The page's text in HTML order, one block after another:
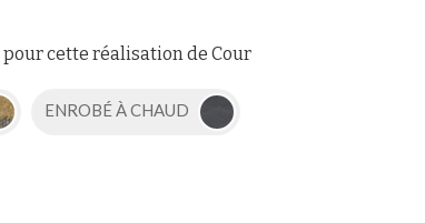
pour cette réalisation de Cour
ENROBÉ À CHAUD
d'adapter et de gérer vos paramètres de confidentialité, en